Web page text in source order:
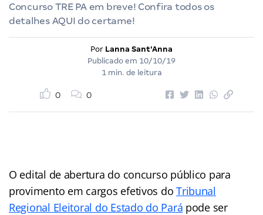
Concurso TRE PA em breve! Confira todos os
detalhes AQUI do certame!
Por Lanna Sant'Anna
Publicado em 10/10/19
1 min. de leitura
0 0
O edital de abertura do concurso público para
provimento em cargos efetivos doTribunal
Regional Eleitoral do Estado do Pará pode ser